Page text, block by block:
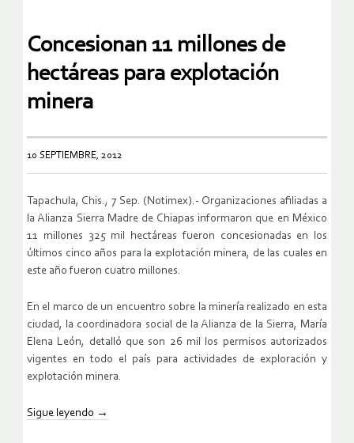
Concesionan 11 millones de
hectáreas para explotación
minera
10 SEPTIEMBRE, 2012
Tapachula, Chis., 7 Sep. (Notimex).- Organizaciones afiliadas a
la Alianza Sierra Madre de Chiapas informaron que en México
11 millones 325 mil hectáreas fueron concesionadas en los
últimos cinco años para la explotación minera, de las cuales en
este año fueron cuatro millones.
En el marco de un encuentro sobre la minería realizado en esta
ciudad, la coordinadora social de la Alianza de la Sierra, María
Elena León, detalló que son 26 mil los permisos autorizados
vigentes en todo el país para actividades de exploración y
explotación minera.
Sigue leyendo →